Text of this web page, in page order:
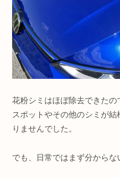
花粉シミはほぼ除去できた
スポットやその他のシミが
りませんでした。
でも、日常ではまず分からな